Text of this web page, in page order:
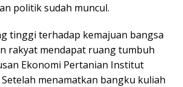
politik sudah muncul.
tinggi terhadap kemajuan bangsa
rakyat mendapat ruang tumbuh
Ekonomi Pertanian Institut
menamatkan bangku kuliah